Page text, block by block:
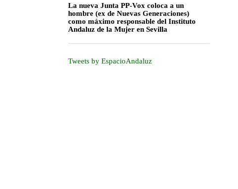
La nueva Junta PP-Vox coloca a un
hombre (ex de Nuevas Generaciones)
como máximo responsable del Instituto
Andaluz de la Mujer en Sevilla
Tweets by EspacioAndaluz